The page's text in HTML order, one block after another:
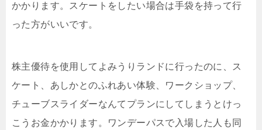
かかります。スケートをしたい場合は手袋を持って行
った方がいいです。
株主優待を使用してよみうりランドに行ったのに、ス
ケート、あしかとのふれあい体験、ワークショップ、
チューブスライダーなんてプランにしてしまうとけっ
こうお金かかります。ワンデーパスで入場した人も同